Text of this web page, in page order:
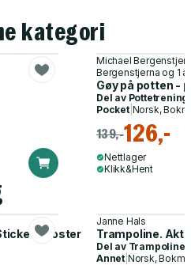
kategori
Michael
Bergenstjerna og 1
Gøy på potten -
Del av Pottetrening
Pocket| Norsk,
139,-126,-
Nettlager
Klikk&Hent
Booster
Janne Hals
Trampoline.
Del av Trampoline
Annet| Norsk,